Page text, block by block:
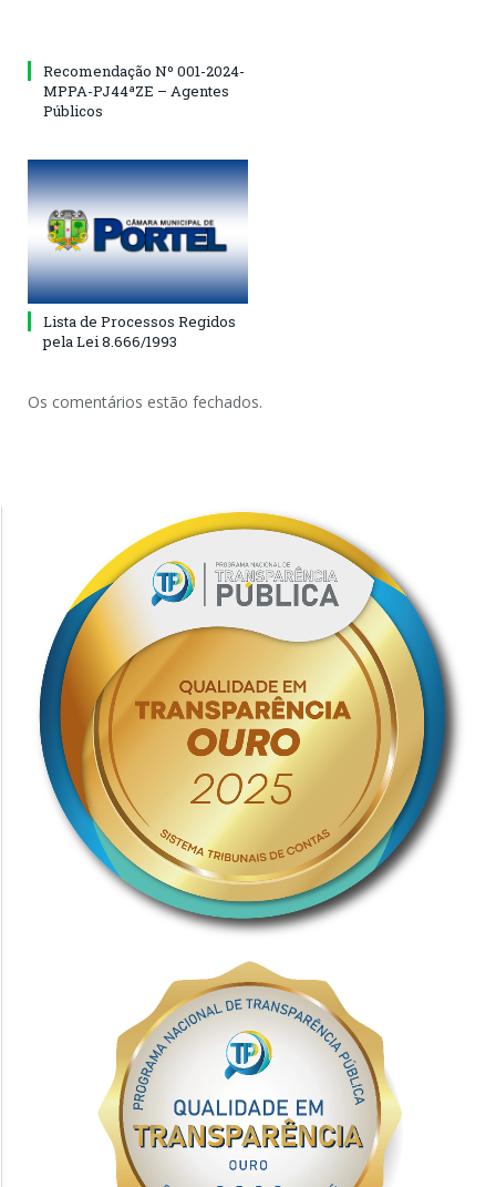
Recomendação Nº 001-2024-
MPPA-PJ44ªZE – Agentes
Públicos
Lista de Processos Regidos
pela Lei 8.666/1993
Os comentários estão fechados.